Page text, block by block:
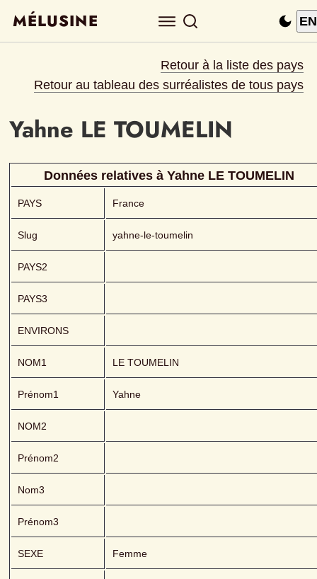
MÉLUSINE EN
Retour à la liste des pays
Retour au tableau des surréalistes de tous pays
Yahne LE TOUMELIN
Données relatives à Yahne LE TOUMELIN
PAYS France
Slug yahne-le-toumelin
PAYS2
PAYS3
ENVIRONS
NOM1 LE TOUMELIN
Prénom1 Yahne
NOM2
Prénom2
Nom3
Prénom3
SEXE Femme